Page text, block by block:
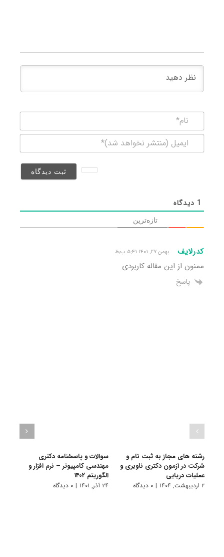
(منتشر
1 دیدگاه
تازه‌ترین
کدرلایف بهمن ۲۷, ۱۴۰۱ ۵:۴۱ ب٫ظ
ممنون از این مقاله کاربردی
پاسخ
رشته های مجاز به ثبت نام و
شرکت در آزمون دکتری ناوبری و
عملیات دریایی
۲ اردیبهشت, ۱۴۰۴ | ۰ دیدگاه
سوالات و پاسخنامه دکتری
مهندسی کامپیوتر – نرم افزار و
الگوریتم ۱۴۰۲
۲۴ آذر, ۱۴۰۱ | ۰ دیدگاه